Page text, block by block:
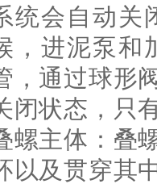
统会自动关
，进泥泵和
，通过球形
闭状态，只
螺主体：叠
以及贯穿其